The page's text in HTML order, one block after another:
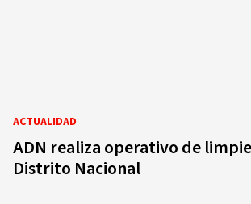
ACTUALIDAD
ADN realiza operativo de
Distrito Nacional